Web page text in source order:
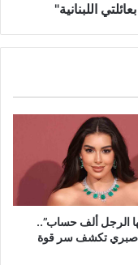
اللبنانية"
الرجل ألف حساب”..
صبري تكشف سر قوة